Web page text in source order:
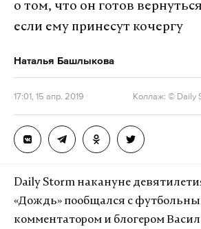
«Социально-трудовые
выпускается
исследовательским
Министерства труда России.
работает там, где
А еще мы есть вTelegram,
о том, что он готов
если ему принесут кочергу
Наталья Башлыкова
17:01, 15 апр. 2019 Коллаж: © Daily
Daily Storm накануне
«Дождь» пообщался с
комментатором и блогером